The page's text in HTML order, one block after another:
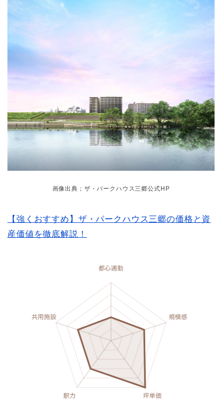
画像出典；ザ・パークハウス三郷公式HP
【強くおすすめ】ザ・パークハウス三郷の価格と資
産価値を徹底解説！